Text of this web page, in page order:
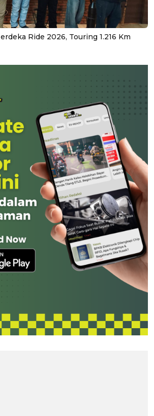
Ride 2026, Touring 1.216 Km